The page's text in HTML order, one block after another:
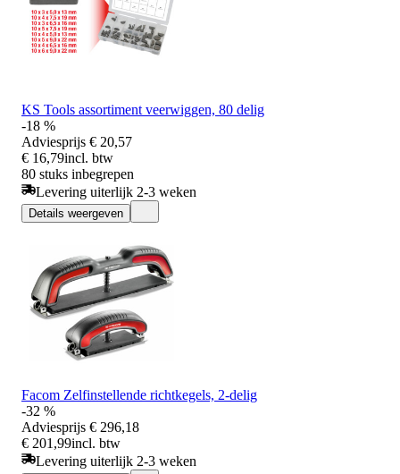
KS Tools assortiment veerwiggen, 80 delig
-18 %
Adviesprijs € 20,57
€ 16,79incl. btw
80 stuks inbegrepen
Levering uiterlijk 2-3 weken
Details weergeven
Facom Zelfinstellende richtkegels, 2-delig
-32 %
Adviesprijs € 296,18
€ 201,99incl. btw
Levering uiterlijk 2-3 weken